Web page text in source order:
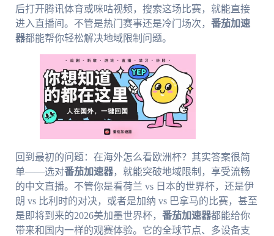
后打开腾讯体育或咪咕视频，搜索这场比赛，就能直接
进入直播间。不管是热门赛事还是冷门场次， 番茄加速
器都能帮你轻松解决地域限制问题。
回到最初的问题：在海外怎么看欧洲杯？其实答案很简
单——选对番茄加速器，就能突破地域限制，享受流畅
的中文直播。不管你是看荷兰 vs 日本的世界杯，还是伊
朗 vs 比利时的对决，或者是加纳 vs 巴拿马的比赛，甚至
是即将到来的2026美加墨世界杯， 番茄加速器都能给你
带来和国内一样的观赛体验。它的全球节点、多设备支